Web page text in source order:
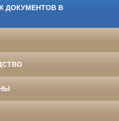
ДОКУМЕНТОВ В